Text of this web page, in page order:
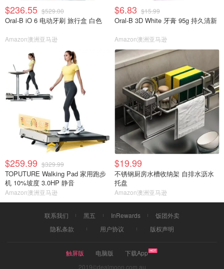
$236.55 $529.00
Oral-B iO 6 电动牙刷 旅行盒 白色
Amazon澳洲亚马逊
$6.83 $15.99
Oral-B 3D White 牙膏 95g 持久清新
Amazon澳洲亚马逊
$259.99 $329.99
TOPUTURE Walking Pad 家用跑步
机 10%坡度 3.0HP 静音
Amazon澳洲亚马逊
$19.99
不锈钢厨房水槽收纳架 自排水沥水
托盘
Amazon澳洲亚马逊
联系我们 黑五 InRewards
饭团外卖
隐私条款
用户协议 版权声明
触屏版 电脑版
下载App
2019©dealmoon.com.au